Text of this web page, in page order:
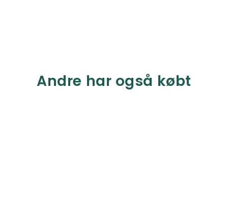
Andre har også købt